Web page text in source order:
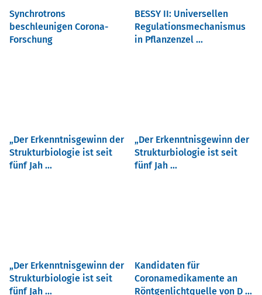
Synchrotrons
beschleunigen Corona-
Forschung
BESSY II: Universellen
Regulationsmechanismus
in Pflanzenzel ...
Der Erkenntnisgewinn der
Strukturbiologie ist seit
fünf Jah ...
Der Erkenntnisgewinn der
Strukturbiologie ist seit
fünf Jah ...
Der Erkenntnisgewinn der
Strukturbiologie ist seit
fünf Jah ...
Kandidaten für
Coronamedikamente an
Röntgenlichtquelle von D ...